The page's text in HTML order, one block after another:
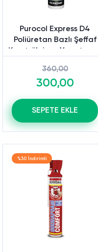
Purocol Express D4
Poliüretan Bazlı Şeffaf
Konstrüksiyon Yapıştırıcısı
360,00
300,00
SEPETE EKLE
%30 İndirimli